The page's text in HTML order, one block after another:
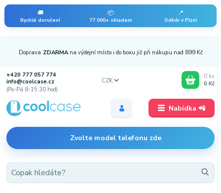
🚚
Rychlé doručení
📦
77 000+ skladem
📍
Odběr v Plzni
Nabídka 📲
Doprava ZDARMA na výdejní místo i do boxu již při nákupu nad 899 Kč
+420 777 057 774
info@coolcase.cz
(Po-Pá 8-15:30 hod)
Zvolte model telefonu zde
CZK
0 ks
0 Kč